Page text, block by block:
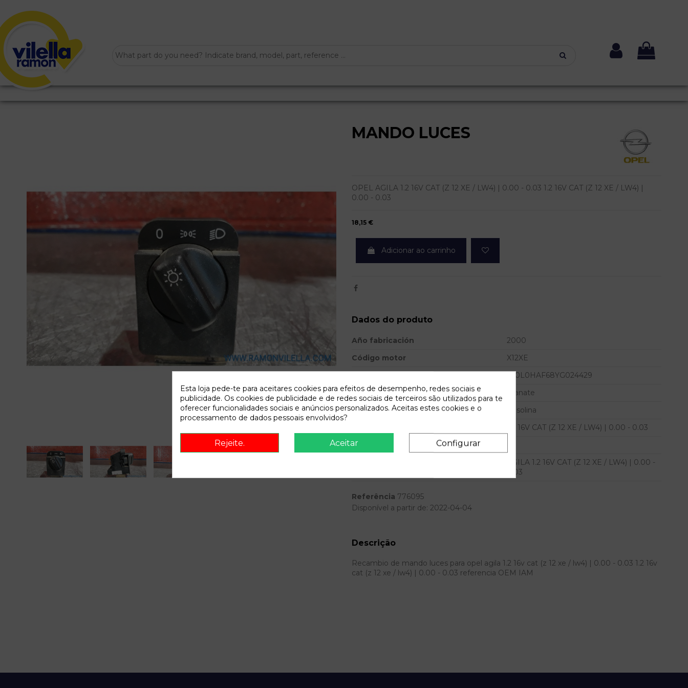
MANDO LUCES
OPEL AGILA 1.2 16V CAT (Z 12 XE / LW4) | 0.00 - 0.03 1.2 16V CAT (Z 12 XE / LW4) |
0.00 - 0.03
18,15 €
Adicionar ao carrinho
Dados do produto
Año fabricación
2000
Código motor
X12XE
W0L0HAF68YG024429
Cor
Granate
Combustible
Gasolina
1.2 16V CAT (Z 12 XE / LW4) | 0.00 - 0.03
Potencia
AGILA 1.2 16V CAT (Z 12 XE / LW4) | 0.00 -
0.03
Referência 776095
Disponível a partir de: 2022-04-04
Descrição
Recambio de mando luces para opel agila 1.2 16v cat (z 12 xe / lw4) | 0.00 - 0.03 1.2 16v
cat (z 12 xe / lw4) | 0.00 - 0.03 referencia OEM IAM
Esta loja pede-te para aceitares cookies para efeitos de desempenho, redes sociais e
publicidade. Os cookies de publicidade e de redes sociais de terceiros são utilizados para te
oferecer funcionalidades sociais e anúncios personalizados. Aceitas estes cookies e o
processamento de dados pessoais envolvidos?
Rejeite. Aceitar Configurar